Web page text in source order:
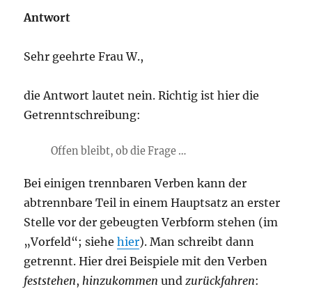
Antwort
Sehr geehrte Frau W.,
die Antwort lautet nein. Richtig ist hier die
Getrenntschreibung:
Offen bleibt, ob die Frage …
Bei einigen trennbaren Verben kann der
abtrennbare Teil in einem Hauptsatz an erster
Stelle vor der gebeugten Verbform stehen (im
„Vorfeld“; siehehier). Man schreibt dann
getrennt. Hier drei Beispiele mit den Verben
feststehen,hinzukommen undzurückfahren: